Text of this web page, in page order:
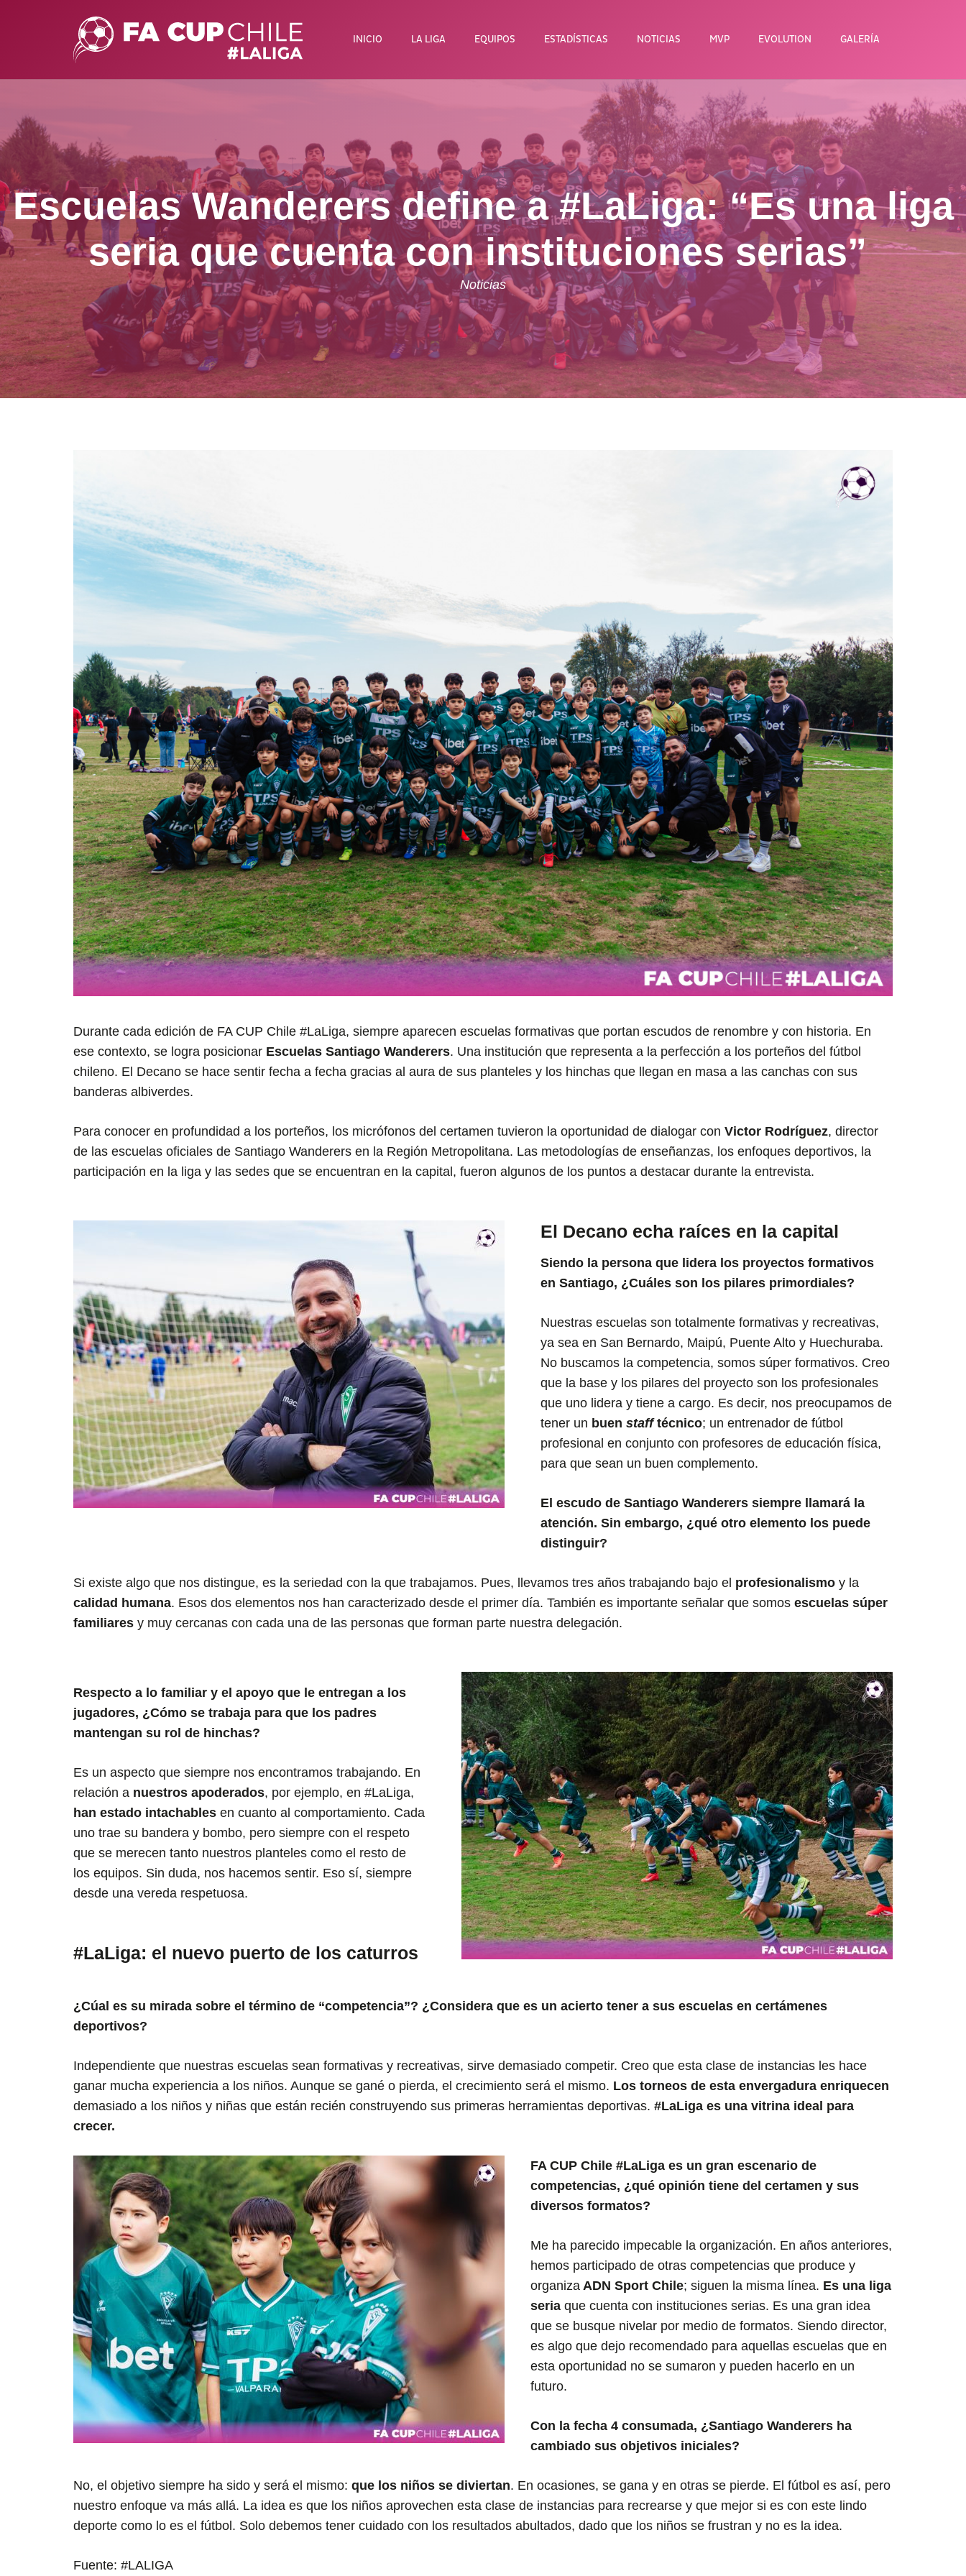
INICIO LA LIGA EQUIPOS ESTADÍSTICAS NOTICIAS MVP EVOLUTION GALERÍA
Escuelas Wanderers define a #LaLiga: “Es una liga
seria que cuenta con instituciones serias”
Noticias
Durante cada edición de FA CUP Chile #LaLiga, siempre aparecen escuelas formativas que portan escudos de renombre y con historia. En
ese contexto, se logra posicionar Escuelas Santiago Wanderers. Una institución que representa a la perfección a los porteños del fútbol
chileno. El Decano se hace sentir fecha a fecha gracias al aura de sus planteles y los hinchas que llegan en masa a las canchas con sus
banderas albiverdes.
Para conocer en profundidad a los porteños, los micrófonos del certamen tuvieron la oportunidad de dialogar con Victor Rodríguez, director
de las escuelas oficiales de Santiago Wanderers en la Región Metropolitana. Las metodologías de enseñanzas, los enfoques deportivos, la
participación en la liga y las sedes que se encuentran en la capital, fueron algunos de los puntos a destacar durante la entrevista.
El Decano echa raíces en la capital
Siendo la persona que lidera los proyectos formativos
en Santiago, ¿Cuáles son los pilares primordiales?
Nuestras escuelas son totalmente formativas y recreativas,
ya sea en San Bernardo, Maipú, Puente Alto y Huechuraba.
No buscamos la competencia, somos súper formativos. Creo
que la base y los pilares del proyecto son los profesionales
que uno lidera y tiene a cargo. Es decir, nos preocupamos de
tener un buenstafftécnico; un entrenador de fútbol
profesional en conjunto con profesores de educación física,
para que sean un buen complemento.
El escudo de Santiago Wanderers siempre llamará la
atención. Sin embargo, ¿qué otro elemento los puede
distinguir?
Si existe algo que nos distingue, es la seriedad con la que trabajamos. Pues, llevamos tres años trabajando bajo el profesionalismo y la
calidad humana. Esos dos elementos nos han caracterizado desde el primer día. También es importante señalar que somos escuelas súper
familiares y muy cercanas con cada una de las personas que forman parte nuestra delegación.
Respecto a lo familiar y el apoyo que le entregan a los
jugadores, ¿Cómo se trabaja para que los padres
mantengan su rol de hinchas?
Es un aspecto que siempre nos encontramos trabajando. En
relación a nuestros apoderados, por ejemplo, en #LaLiga,
han estado intachables en cuanto al comportamiento. Cada
uno trae su bandera y bombo, pero siempre con el respeto
que se merecen tanto nuestros planteles como el resto de
los equipos. Sin duda, nos hacemos sentir. Eso sí, siempre
desde una vereda respetuosa.
#LaLiga: el nuevo puerto de los caturros
¿Cúal es su mirada sobre el término de “competencia”? ¿Considera que es un acierto tener a sus escuelas en certámenes
deportivos?
Independiente que nuestras escuelas sean formativas y recreativas, sirve demasiado competir. Creo que esta clase de instancias les hace
ganar mucha experiencia a los niños. Aunque se gané o pierda, el crecimiento será el mismo. Los torneos de esta envergadura enriquecen
demasiado a los niños y niñas que están recién construyendo sus primeras herramientas deportivas. #LaLiga es una vitrina ideal para
crecer.
FA CUP Chile #LaLiga es un gran escenario de
competencias, ¿qué opinión tiene del certamen y sus
diversos formatos?
Me ha parecido impecable la organización. En años anteriores,
hemos participado de otras competencias que produce y
organiza ADN Sport Chile; siguen la misma línea. Es una liga
seria que cuenta con instituciones serias. Es una gran idea
que se busque nivelar por medio de formatos. Siendo director,
es algo que dejo recomendado para aquellas escuelas que en
esta oportunidad no se sumaron y pueden hacerlo en un
futuro.
Con la fecha 4 consumada, ¿Santiago Wanderers ha
cambiado sus objetivos iniciales?
No, el objetivo siempre ha sido y será el mismo: que los niños se diviertan. En ocasiones, se gana y en otras se pierde. El fútbol es así, pero
nuestro enfoque va más allá. La idea es que los niños aprovechen esta clase de instancias para recrearse y que mejor si es con este lindo
deporte como lo es el fútbol. Solo debemos tener cuidado con los resultados abultados, dado que los niños se frustran y no es la idea.
Fuente: #LALIGA